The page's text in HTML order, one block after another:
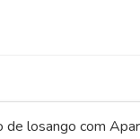
losango com